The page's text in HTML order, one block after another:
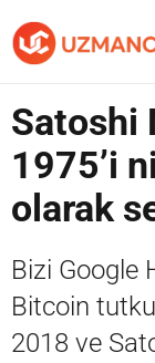
Soru Sor
Satoshi
1975’i
olarak
Bizi Google
Bitcoin
2018 ve